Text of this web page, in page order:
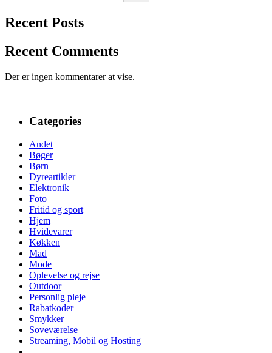
Recent Posts
Recent Comments
Der er ingen kommentarer at vise.
Categories
Andet
Bøger
Børn
Dyreartikler
Elektronik
Foto
Fritid og sport
Hjem
Hvidevarer
Køkken
Mad
Mode
Oplevelse og rejse
Outdoor
Personlig pleje
Rabatkoder
Smykker
Soveværelse
Streaming, Mobil og Hosting